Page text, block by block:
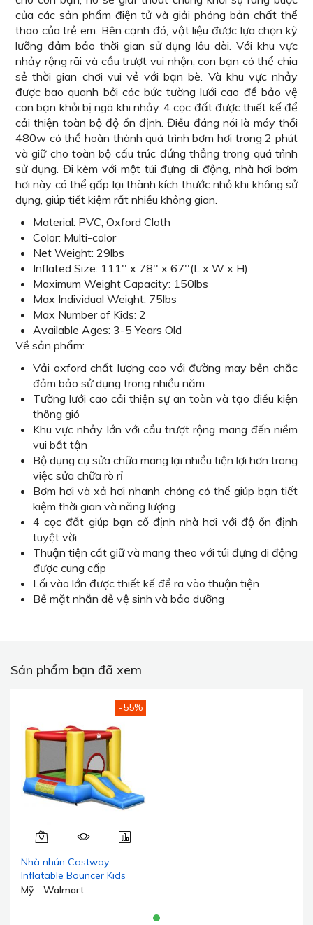
của các sản phẩm điện tử và giải phóng bản chất thể
thao của trẻ em. Bên cạnh đó, vật liệu được lựa chọn kỹ
lưỡng đảm bảo thời gian sử dụng lâu dài. Với khu vực
nhảy rộng rãi và cầu trượt vui nhộn, con bạn có thể chia
sẻ thời gian chơi vui vẻ với bạn bè. Và khu vực nhảy
được bao quanh bởi các bức tường lưới cao để bảo vệ
con bạn khỏi bị ngã khi nhảy. 4 cọc đất được thiết kế để
cải thiện toàn bộ độ ổn định. Điều đáng nói là máy thổi
480w có thể hoàn thành quá trình bơm hơi trong 2 phút
và giữ cho toàn bộ cấu trúc đứng thẳng trong quá trình
sử dụng. Đi kèm với một túi đựng di động, nhà hơi bơm
hơi này có thể gấp lại thành kích thước nhỏ khi không sử
dụng, giúp tiết kiệm rất nhiều không gian.
Material: PVC, Oxford Cloth
Color: Multi-color
Net Weight: 29lbs
Inflated Size: 111'' x 78'' x 67''(L x W x H)
Maximum Weight Capacity: 150lbs
Max Individual Weight: 75lbs
Max Number of Kids: 2
Available Ages: 3-5 Years Old
Về sản phẩm:
Vải oxford chất lượng cao với đường may bền chắc
đảm bảo sử dụng trong nhiều năm
Tường lưới cao cải thiện sự an toàn và tạo điều kiện
thông gió
Khu vực nhảy lớn với cầu trượt rộng mang đến niềm
vui bất tận
Bộ dụng cụ sửa chữa mang lại nhiều tiện lợi hơn trong
việc sửa chữa rò rỉ
Bơm hơi và xả hơi nhanh chóng có thể giúp bạn tiết
kiệm thời gian và năng lượng
4 cọc đất giúp bạn cố định nhà hơi với độ ổn định
tuyệt vời
Thuận tiện cất giữ và mang theo với túi đựng di động
được cung cấp
Lối vào lớn được thiết kế để ra vào thuận tiện
Bề mặt nhẵn dễ vệ sinh và bảo dưỡng
Sản phẩm bạn đã xem
-55%
Nhà nhún Costway
Inflatable Bouncer Kids
Bounce House Jumping
Mỹ - Walmart